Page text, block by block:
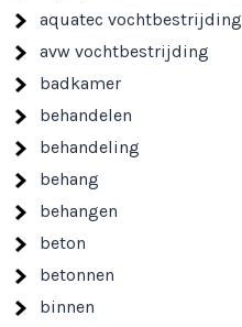
aquatec vochtbestrijding
avw vochtbestrijding
badkamer
behandelen
behandeling
behang
behangen
beton
betonnen
binnen